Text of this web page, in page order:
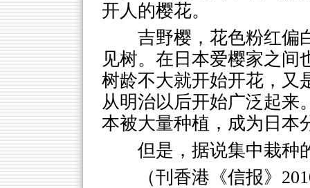
开人的樱花。
吉野樱，花色粉红偏
见树。在日本爱樱家之间
树龄不大就开始开花，又
从明治以后开始广泛起来
本被大量种植，成为日本
但是，据说集中栽种
（刊香港《信报》